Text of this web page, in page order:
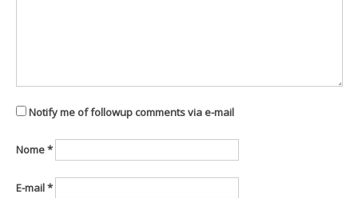
Notify me of followup comments via e-mail
Nome*
E-mail*